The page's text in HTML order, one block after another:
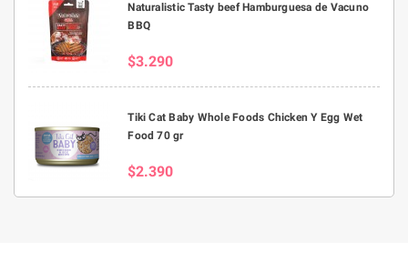
Naturalistic Tasty beef Hamburguesa de Vacuno
BBQ
$3.290
Tiki Cat Baby Whole Foods Chicken Y Egg Wet
Food 70 gr
$2.390